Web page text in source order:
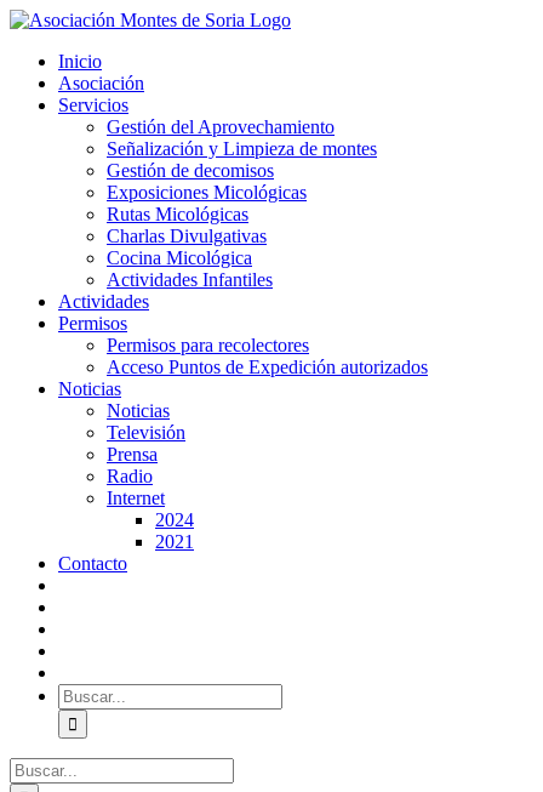
Saltar
contenido
Inicio
Asociación
Servicios
Gestión del Aprovechamiento
Señalización y Limpieza de montes
Gestión de decomisos
Exposiciones Micológicas
Rutas Micológicas
Charlas Divulgativas
Cocina Micológica
Actividades Infantiles
Actividades
Permisos
Permisos para recolectores
Acceso Puntos de Expedición autorizados
Noticias
Noticias
Televisión
Prensa
Radio
Internet
2024
2021
Contacto
Buscar:
Buscar: